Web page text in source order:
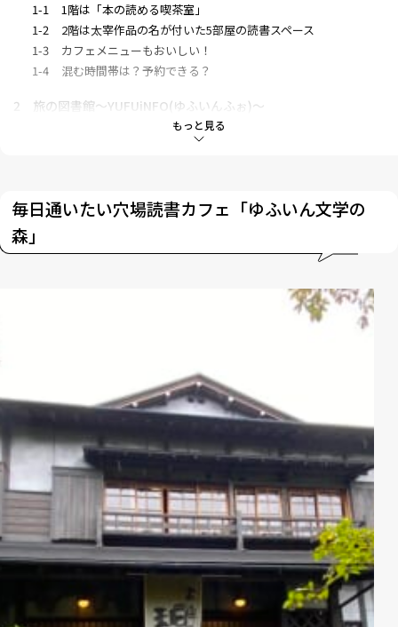
もっと見る
1-1
1階は「本の読める喫茶室」
1-2
2階は太宰作品の名が付いた5部屋の読書スペース
1-3
カフェメニューもおいしい！
1-4
混む時間帯は？予約できる？
2
旅の図書館〜YUFUiNFO(ゆふいんふぉ)〜
読書露天風呂を初体験「ゆふいん 月燈庵」
4
湯布院を代表する癒やしの居場所「茶房 天井棧敷」
5
読書リトリートはいつもと違う特別な旅
覚えておきたい！スカイスキャナーの便利な機能
毎日通いたい穴場読書カフェ「ゆふいん文学の
森」